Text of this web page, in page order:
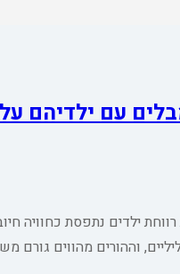
עם ילדיהם על
ילדים נתפסת כחוויה
וההורים מהווים